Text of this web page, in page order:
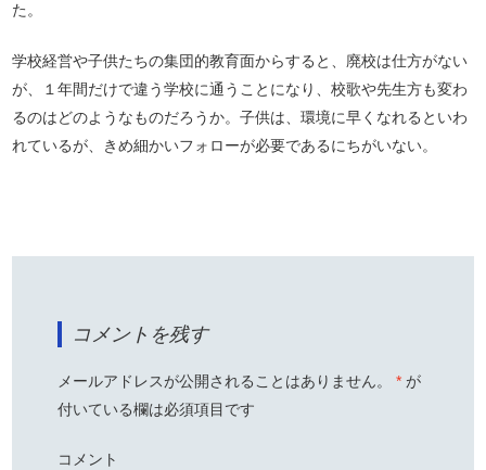
た。
学校経営や子供たちの集団的教育面からすると、廃校は仕方がない
が、１年間だけで違う学校に通うことになり、校歌や先生方も変わ
るのはどのようなものだろうか。子供は、環境に早くなれるといわ
れているが、きめ細かいフォローが必要であるにちがいない。
コメントを残す
メールアドレスが公開されることはありません。 * が
付いている欄は必須項目です
コメント